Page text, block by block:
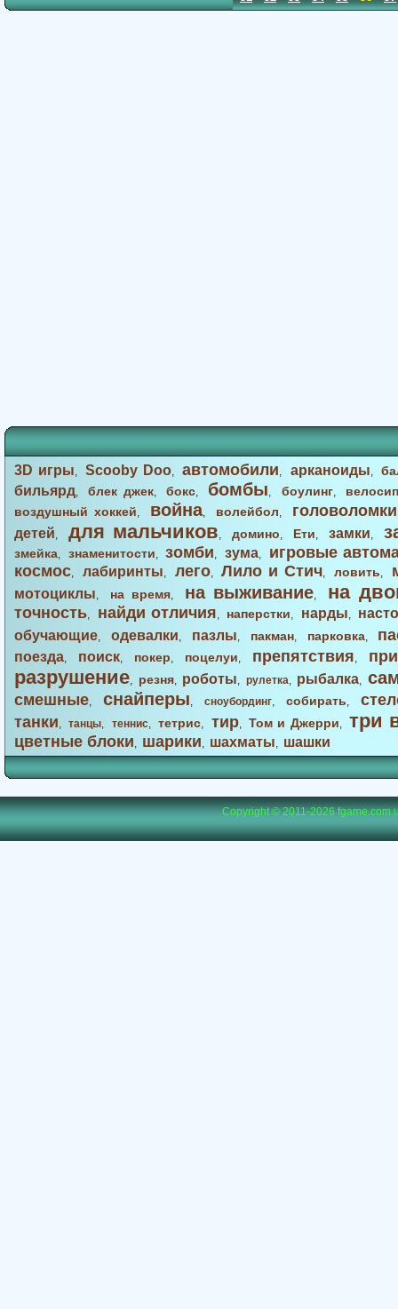
3D игры,Scooby Doo,автомобили, арканоиды,
бильярд,блек джек,бокс, бомбы, боулинг,
воздушный хоккей, война, волейбол, головоломки
детей, для мальчиков, домино, Ети, замки,
змейка, знаменитости,зомби, зума,
игровые
космос, лабиринты, лего,Лило и Стич,ловить,
мотоциклы, на время, на выживание, на
точность, найди отличия, наперстки, нарды,
обучающие, одевалки, пазлы, пакман, парковка,
поезда, поиск, покер, поцелуи, препятствия,
разрушение, резня, роботы, рулетка, рыбалка,
смешные, снайперы, сноубординг, собирать,
танки,танцы, теннис,тетрис, тир,Том и Джерри, три
цветные блоки, шарики, шахматы, шашки
Copyright © 2011-2026